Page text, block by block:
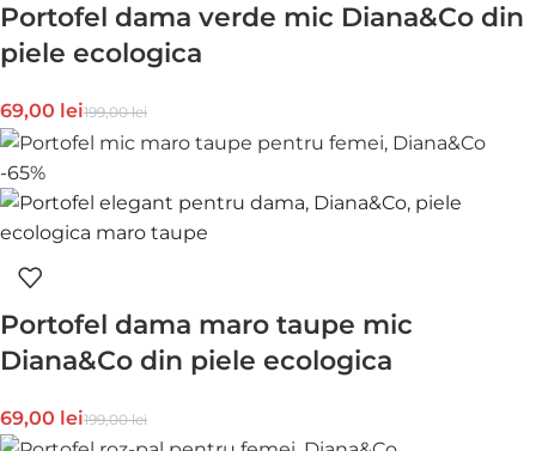
Portofel dama verde mic Diana&Co din
piele ecologica
199,00lei
69,00 lei
-65%
Portofel dama maro taupe mic
Diana&Co din piele ecologica
199,00lei
69,00 lei